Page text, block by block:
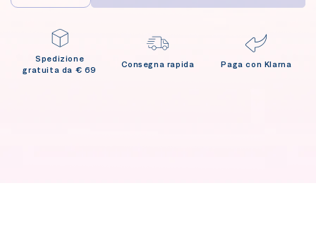
Spedizione
gratuita da € 69
Consegna rapida Paga con Klarna